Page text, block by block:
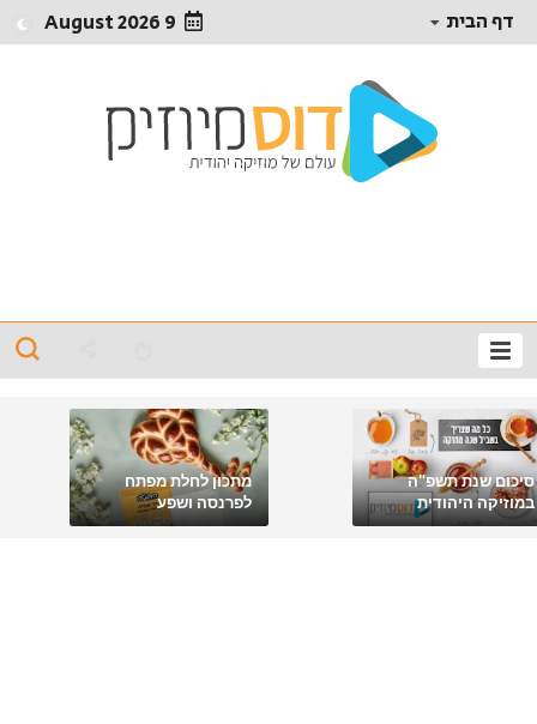
דף הבית 9 August 2026
סיכום שנת תשפ"ה
במוזיקה היהודית
מתכון לחלת מפתח
לפרנסה ושפע